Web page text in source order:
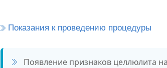
Показания к проведению процедуры
Появление признаков целлюлита